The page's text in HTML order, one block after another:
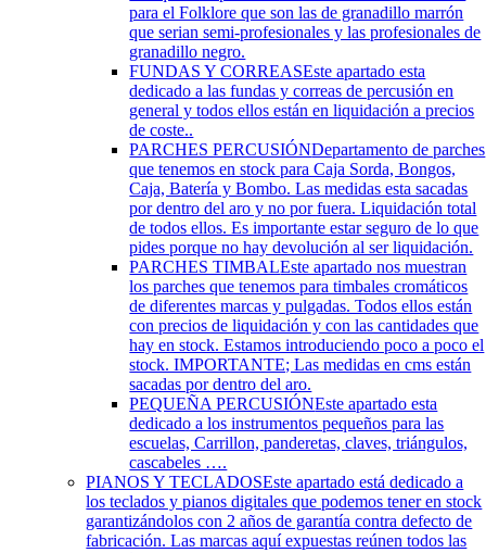
para el Folklore que son las de granadillo marrón
que serian semi-profesionales y las profesionales de
granadillo negro.
FUNDAS Y CORREASEste apartado esta
dedicado a las fundas y correas de percusión en
general y todos ellos están en liquidación a precios
de coste..
PARCHES PERCUSIÓNDepartamento de parches
que tenemos en stock para Caja Sorda, Bongos,
Caja, Batería y Bombo. Las medidas esta sacadas
por dentro del aro y no por fuera. Liquidación total
de todos ellos. Es importante estar seguro de lo que
pides porque no hay devolución al ser liquidación.
PARCHES TIMBALEste apartado nos muestran
los parches que tenemos para timbales cromáticos
de diferentes marcas y pulgadas. Todos ellos están
con precios de liquidación y con las cantidades que
hay en stock. Estamos introduciendo poco a poco el
stock. IMPORTANTE; Las medidas en cms están
sacadas por dentro del aro.
PEQUEÑA PERCUSIÓNEste apartado esta
dedicado a los instrumentos pequeños para las
escuelas, Carrillon, panderetas, claves, triángulos,
cascabeles ….
PIANOS Y TECLADOSEste apartado está dedicado a
los teclados y pianos digitales que podemos tener en stock
garantizándolos con 2 años de garantía contra defecto de
fabricación. Las marcas aquí expuestas reúnen todos las